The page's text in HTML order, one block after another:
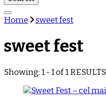
Home sweet fest
sweet fest
Showing: 1 - 1 of 1 RESULTS